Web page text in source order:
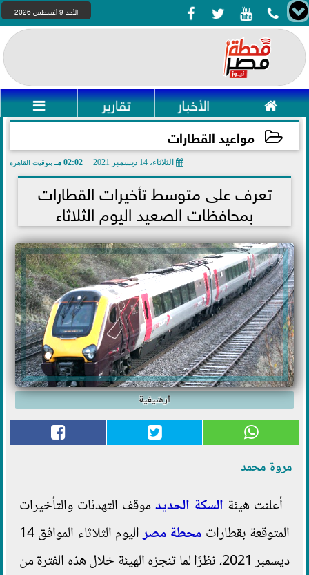
    الأحد 9 أغسطس 2026
 الأخبار تقارير 
مواعيد القطارات
الثلاثاء، 14 ديسمبر 2021 02:02 مـ بتوقيت القاهرة
تعرف على متوسط تأخيرات القطارات
بمحافظات الصعيد اليوم الثلاثاء
ارشيفية
مروة محمد
أعلنت هيئة السكة الحديدموقف التهدئات والتأخيرات
المتوقعة بقطارات محطة مصر
اليوم الثلاثاء الموافق 14
ديسمبر 2021، نظرًا لما تنجزه الهيئة خلال هذه الفترة من